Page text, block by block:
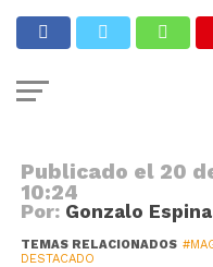
NOTICIAS
Entregan
afectados por
Publicado el 20
10:24
Por: Gonzalo Espina
TEMAS RELACIONADOS
DESTACADO